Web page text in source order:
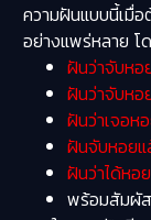
ความฝันแบบนี้เมื่อ
อย่างแพร่หลาย โ
ฝันว่าจับห
ฝันว่าจับหอ
ฝันว่าเจอห
ฝันจับหอย
ฝันว่าได้หอ
พร้อมสัมผัส